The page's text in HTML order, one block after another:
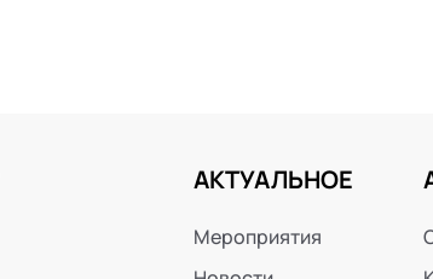
АКТУАЛЬНОЕ
Мероприятия